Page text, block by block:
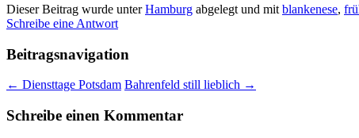
Dieser Beitrag wurde unterHamburg abgelegt und mit blankenese,
Schreibe eine Antwort
Beitragsnavigation
← Diensttage Potsdam Bahrenfeld still lieblich →
Schreibe einen Kommentar